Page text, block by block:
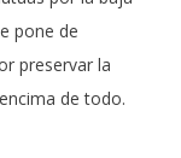
pone de
preservar la
de todo.